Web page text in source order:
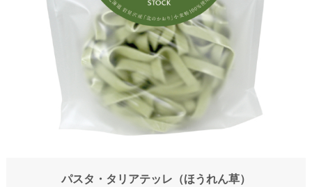
パスタ・タリアテッレ（ほうれん草）